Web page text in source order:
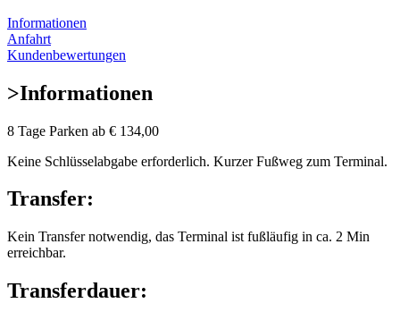
Informationen
Anfahrt
Kundenbewertungen
>Informationen
8 Tage Parken ab € 134,00
Keine Schlüsselabgabe erforderlich. Kurzer Fußweg zum Terminal.
Transfer:
Kein Transfer notwendig, das Terminal ist fußläufig in ca. 2 Min
erreichbar.
Transferdauer: